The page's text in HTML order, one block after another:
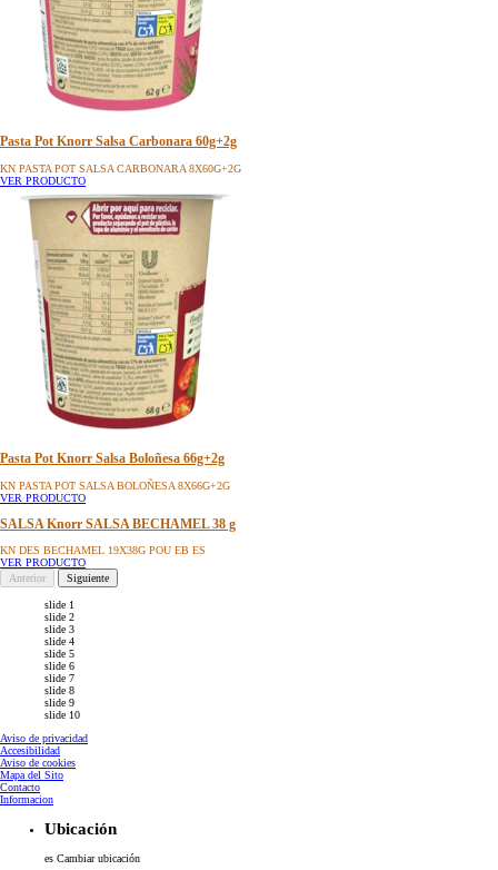
Pasta Pot Knorr Salsa Carbonara 60g+2g
KN PASTA POT SALSA CARBONARA 8X60G+2G
VER PRODUCTO
Pasta Pot Knorr Salsa Boloñesa 66g+2g
KN PASTA POT SALSA BOLOÑESA 8X66G+2G
VER PRODUCTO
SALSA Knorr SALSA BECHAMEL 38 g
KN DES BECHAMEL 19X38G POU EB ES
VER PRODUCTO
Anterior
Siguiente
slide 1
slide 2
slide 3
slide 4
slide 5
slide 6
slide 7
slide 8
slide 9
slide 10
Aviso de privacidad
Accesibilidad
Aviso de cookies
Mapa del Sito
Contacto
Informacion
Ubicación
es Cambiar ubicación